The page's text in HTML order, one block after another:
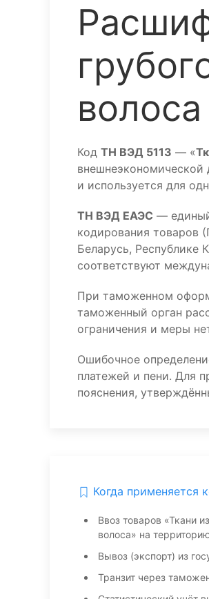
волоса
Код ТН ВЭД 5113 — «
внешнеэкономической
и используется для
ТН ВЭД ЕАЭС —
кодирования товаров
Беларусь, Республике
соответствуют
При таможенном
таможенный орган
ограничения и меры
Ошибочное
платежей и пени. Для
пояснения,
Когда применяется
Ввоз товаров «Ткани
волоса» на
Вывоз (экспорт) из
Транзит через